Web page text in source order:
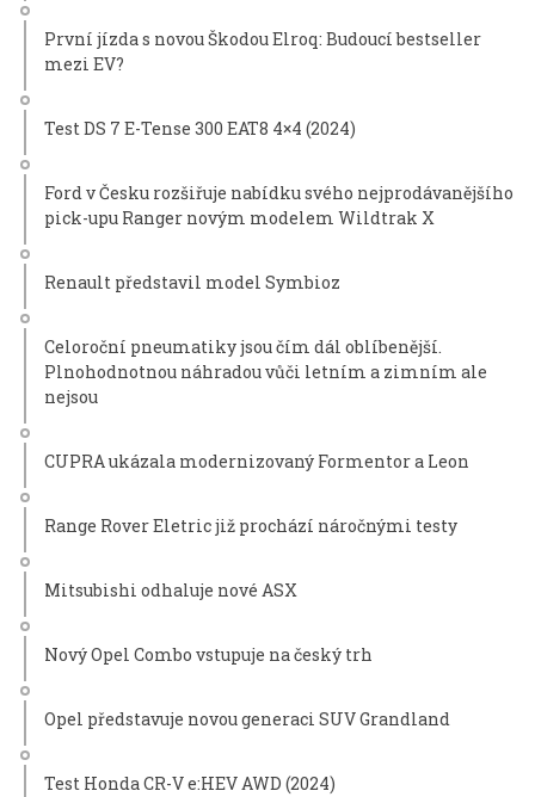
První jízda s novou Škodou Elroq: Budoucí bestseller
mezi EV?
Test DS 7 E-Tense 300 EAT8 4×4 (2024)
Ford v Česku rozšiřuje nabídku svého nejprodávanějšího
pick-upu Ranger novým modelem Wildtrak X
Renault představil model Symbioz
Celoroční pneumatiky jsou čím dál oblíbenější.
Plnohodnotnou náhradou vůči letním a zimním ale
nejsou
CUPRA ukázala modernizovaný Formentor a Leon
Range Rover Eletric již prochází náročnými testy
Mitsubishi odhaluje nové ASX
Nový Opel Combo vstupuje na český trh
Opel představuje novou generaci SUV Grandland
Test Honda CR-V e:HEV AWD (2024)